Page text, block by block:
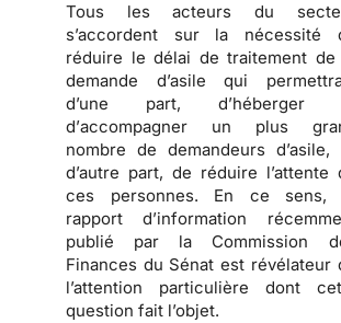
Tous les acteurs du
s’accordent sur la nécessité
réduire le délai de traitement de
demande d’asilequi
d’une part, d’héberger
d’accompagner un plus
nombre dedemandeurs d’asile,
d’autre part, de réduire l’attente
ces personnes. En ce sens,
rapport d’information
publié par la Commission
Finances du Sénat est révélateur
l’attention particulière dont
question fait l’objet.